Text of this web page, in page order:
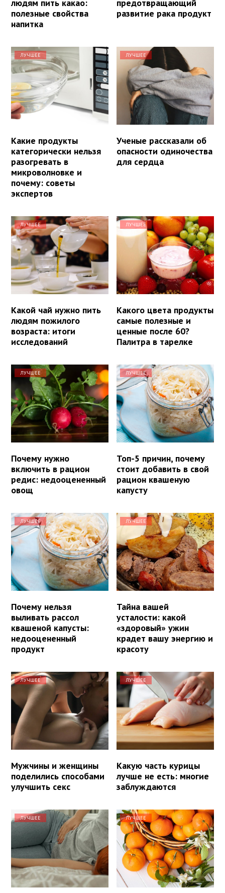
людям пить какао:
полезные свойства
напитка
предотвращающий
развитие рака продукт
ЛУЧШЕЕ
Какие продукты
категорически нельзя
разогревать в
микроволновке и
почему: советы
экспертов
ЛУЧШЕЕ
Ученые рассказали об
опасности одиночества
для сердца
ЛУЧШЕЕ
Какой чай нужно пить
людям пожилого
возраста: итоги
исследований
ЛУЧШЕЕ
Какого цвета продукты
самые полезные и
ценные после 60?
Палитра в тарелке
ЛУЧШЕЕ
Почему нужно
включить в рацион
редис: недооцененный
овощ
ЛУЧШЕЕ
Топ-5 причин, почему
стоит добавить в свой
рацион квашеную
капусту
ЛУЧШЕЕ
Почему нельзя
выливать рассол
квашеной капусты:
недооцененный
продукт
ЛУЧШЕЕ
Тайна вашей
усталости: какой
«здоровый» ужин
крадет вашу энергию и
красоту
ЛУЧШЕЕ
Мужчины и женщины
поделились способами
улучшить секс
ЛУЧШЕЕ
Какую часть курицы
лучше не есть: многие
заблуждаются
ЛУЧШЕЕ ЛУЧШЕЕ